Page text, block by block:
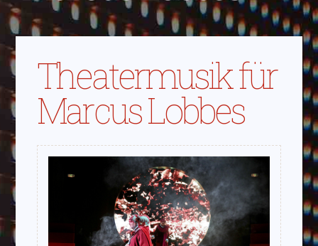
Theatermusik für
Marcus Lobbes